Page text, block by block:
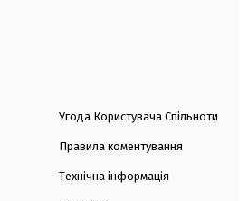
Угода Користувача Спільноти
Правила коментування
Технічна інформація